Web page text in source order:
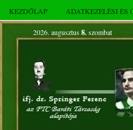
KEZDŐLAP ADATKEZELÉSI ÉS
2026. augusztus 8.szombat